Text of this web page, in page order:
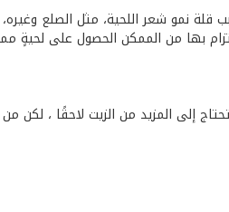
نمو شعر اللحية، مثل الصلع
بها من الممكن الحصول على لحيةٍ
إلى المزيد من الزيت لاحقًا ، لكن